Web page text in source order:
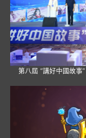
第八屆 “講好中國故事